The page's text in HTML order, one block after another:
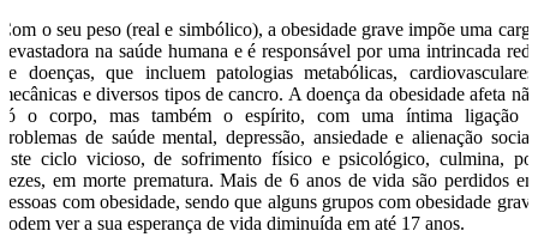
Com o seu peso (real e simbólico), a obesidade grave impõe uma carga
devastadora na saúde humana e é responsável por uma intrincada rede
de doenças, que incluem patologias metabólicas, cardiovasculares,
mecânicas e diversos tipos de cancro. A doença da obesidade afeta não
só o corpo, mas também o espírito, com uma íntima ligação a
problemas de saúde mental, depressão, ansiedade e alienação social.
Este ciclo vicioso, de sofrimento físico e psicológico, culmina, por
vezes, em morte prematura. Mais de 6 anos de vida são perdidos em
pessoas com obesidade, sendo que alguns grupos com obesidade grave
podem ver a sua esperança de vida diminuída em até 17 anos.